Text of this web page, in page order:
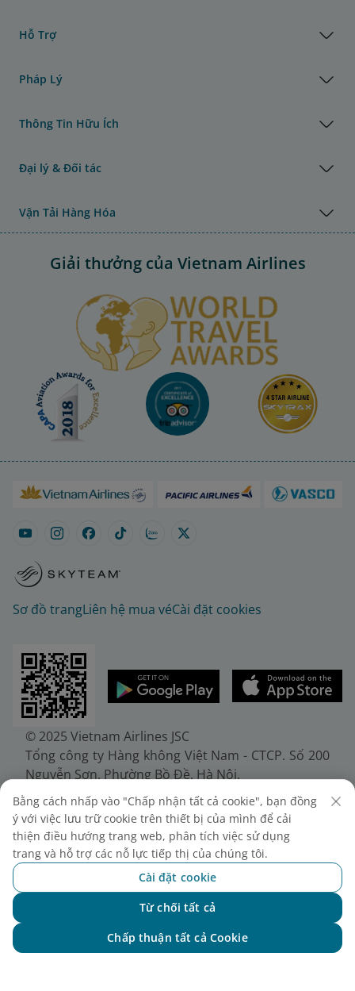
Hỗ Trợ
Pháp Lý
Thông Tin Hữu Ích
Đại lý & Đối tác
Vận Tải Hàng Hóa
Giải thưởng của Vietnam Airlines
Sơ đồ trangLiên hệ mua véCài đặt cookies
© 2025 Vietnam Airlines JSC
Tổng công ty Hàng không Việt Nam - CTCP. Số 200
Nguyễn Sơn, Phường Bồ Đề, Hà Nội.
Điện thoại: (+84-24) 38272289. Fax: (+84-24)
38722375
Giấy chứng nhận đăng ký doanh nghiệp, mã số
doanh nghiệp 0100107518, đăng ký lần đầu ngày
30/6/2010, đăng ký thay đổi lần thứ 10 ngày
24/7/2025, cấp bởi Sở Tài chính Thành phố Hà Nội.
Bằng cách nhấp vào "Chấp nhận tất cả cookie", bạn đồng
ý với việc lưu trữ cookie trên thiết bị của mình để cải
thiện điều hướng trang web, phân tích việc sử dụng
trang và hỗ trợ các nỗ lực tiếp thị của chúng tôi.
Cài đặt cookie
Từ chối tất cả
Chấp thuận tất cả Cookie